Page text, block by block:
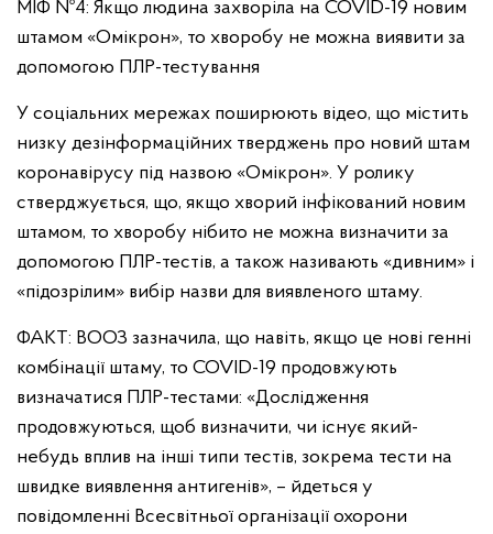
МІФ №4: Якщо людина захворіла на COVID-19 новим
штамом «Омікрон», то хворобу не можна виявити за
допомогою ПЛР-тестування
У соціальних мережах поширюють відео, що містить
низку дезінформаційних тверджень про новий штам
коронавірусу під назвою «Омікрон». У ролику
стверджується, що, якщо хворий інфікований новим
штамом, то хворобу нібито не можна визначити за
допомогою ПЛР-тестів, а також називають «дивним» і
«підозрілим» вибір назви для виявленого штаму.
ФАКТ: ВООЗ зазначила, що навіть, якщо це нові генні
комбінації штаму, то COVID-19 продовжують
визначатися ПЛР-тестами: «Дослідження
продовжуються, щоб визначити, чи існує який-
небудь вплив на інші типи тестів, зокрема тести на
швидке виявлення антигенів», – йдеться у
повідомленні Всесвітньої організації охорони